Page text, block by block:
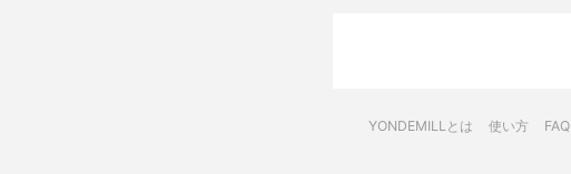
YONDEMILLとは 使い方 FAQ